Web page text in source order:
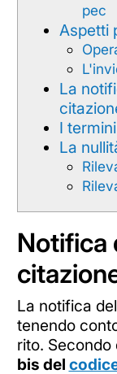
pec
Aspetti
La
I
La
Notifica
La notifica
tenendo
rito. Secondo
bis del